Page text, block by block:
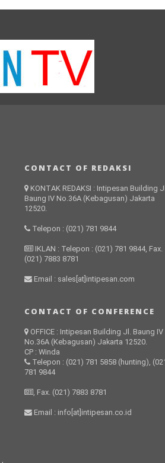
CONTACT OF REDAKSI
KONTAK REDAKSI : Intipesan Building
Baung IV No.36A (Kebagusan) Jakarta
12520.
Telepon : (021) 781 9844
IKLAN : Telepon : (021) 781 9844, Fax.
(021) 7883 8781
Email : sales[at]intipesan.com
CONTACT OF CONFERENCE
OFFICE : Intipesan Building Jl. Baung IV
No.36A (Kebagusan) Jakarta 12520.
CP : Winda
Telepon : (021) 781 5858 (hunting),
781 9844
, Fax. (021) 7883 8781
Email : info[at]intipesan.co.id